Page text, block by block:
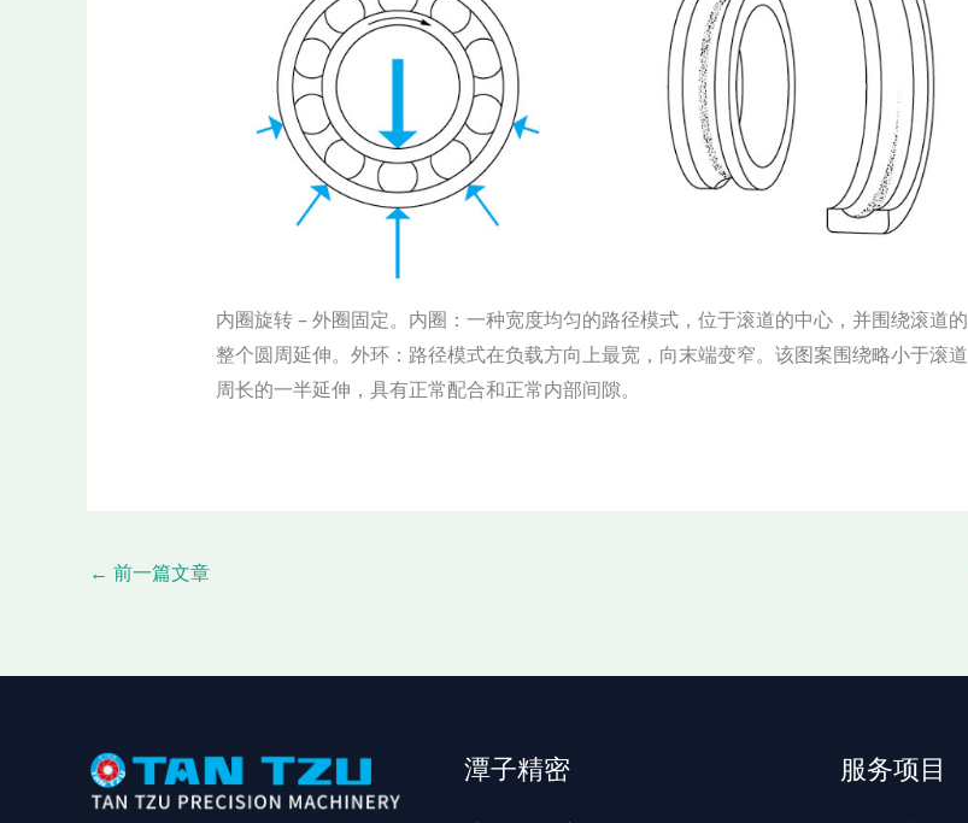
内圈旋转 – 外圈固定。内圈：一种宽度均匀的路径模式，位于滚道的中心，并围绕滚道的
整个圆周延伸。外环：路径模式在负载方向上最宽，向末端变窄。该图案围绕略小于滚道
周长的一半延伸，具有正常配合和正常内部间隙。
← 前一篇文章
潭子精密 服务项目